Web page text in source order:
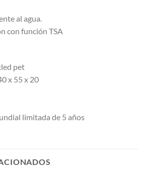
al agua.
con función TSA
pet
x 55 x 20
limitada de 5 años